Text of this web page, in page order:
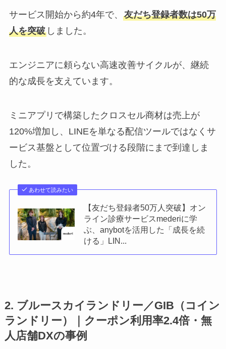
サービス開始から約4年で、 友だち登録者数は50万
人を突破しました。
エンジニアに頼らない高速改善サイクルが、継続
的な成長を支えています。
ミニアプリで構築したクロスセル商材は売上が
120%増加し、LINEを単なる配信ツールではなくサ
ービス基盤として位置づける段階にまで到達しま
した。
あわせて読みたい
【友だち登録者50万人突破】オン
ライン診療サービスmederiに学
ぶ、anybotを活用した「成長を続
ける」LIN...
2. ブルースカイランドリー／GIB（コイン
ランドリー）｜クーポン利用率2.4倍・無
人店舗DXの事例